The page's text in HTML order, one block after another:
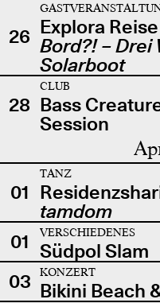
26 Explora
Bord?! – Drei
Solarboot
28
CLUB
Bass
Session
01
TANZ
tamdom
01
VERSCHIEDENES
Südpol Slam
03
KONZERT
Bikini Beach